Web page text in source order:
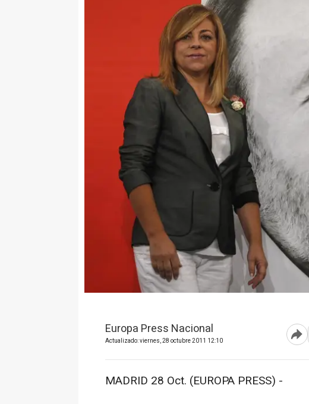
Europa Press Nacional
Actualizado: viernes, 28 octubre 2011 12:10
MADRID 28 Oct. (EUROPA PRESS) -